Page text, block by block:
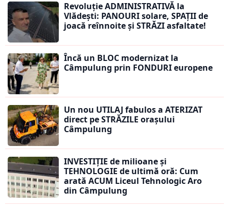
Revoluție ADMINISTRATIVĂ la
Vlădești: PANOURI solare, SPAȚII de
joacă reînnoite și STRĂZI asfaltate!
Încă un BLOC modernizat la
Câmpulung prin FONDURI europene
Un nou UTILAJ fabulos a ATERIZAT
direct pe STRĂZILE orașului
Câmpulung
INVESTIȚIE de milioane și
TEHNOLOGIE de ultimă oră: Cum
arată ACUM Liceul Tehnologic Aro
din Câmpulung